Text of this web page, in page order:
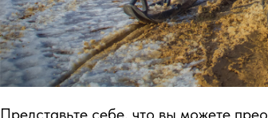
Представьте себе, что вы можете